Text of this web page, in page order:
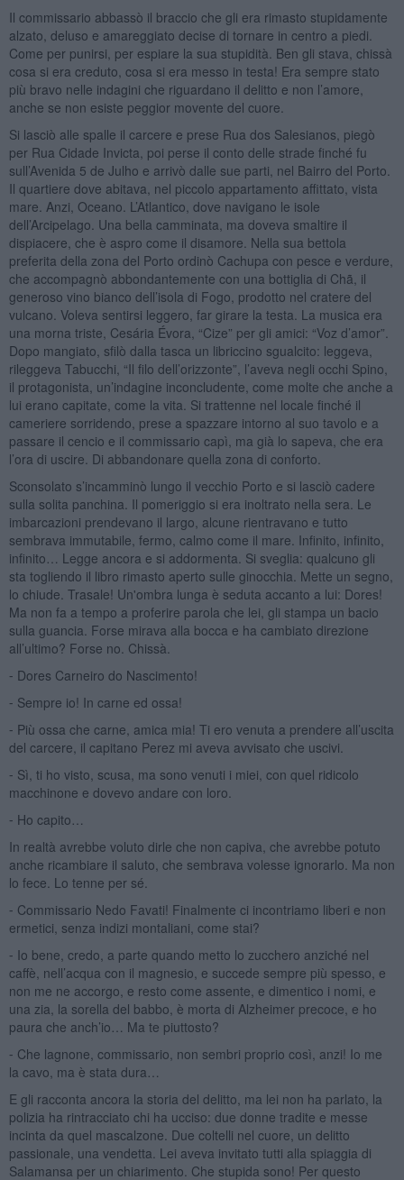
Il commissario abbassò il braccio che gli era rimasto stupidamente
alzato, deluso e amareggiato decise di tornare in centro a piedi.
Come per punirsi, per espiare la sua stupidità. Ben gli stava, chissà
cosa si era creduto, cosa si era messo in testa! Era sempre stato
più bravo nelle indagini che riguardano il delitto e non l’amore,
anche se non esiste peggior movente del cuore.
Si lasciò alle spalle il carcere e prese Rua dos Salesianos, piegò
per Rua Cidade Invicta, poi perse il conto delle strade finché fu
sull’Avenida 5 de Julho e arrivò dalle sue parti, nel Bairro del Porto.
Il quartiere dove abitava, nel piccolo appartamento affittato, vista
mare. Anzi, Oceano. L’Atlantico, dove navigano le isole
dell’Arcipelago. Una bella camminata, ma doveva smaltire il
dispiacere, che è aspro come il disamore. Nella sua bettola
preferita della zona del Porto ordinò Cachupa con pesce e verdure,
che accompagnò abbondantemente con una bottiglia di Chã, il
generoso vino bianco dell’isola di Fogo, prodotto nel cratere del
vulcano. Voleva sentirsi leggero, far girare la testa. La musica era
una morna triste, Cesária Évora, “Cize” per gli amici: “Voz d’amor”.
Dopo mangiato, sfilò dalla tasca un libriccino sgualcito: leggeva,
rileggeva Tabucchi, “Il filo dell’orizzonte”, l’aveva negli occhi Spino,
il protagonista, un’indagine inconcludente, come molte che anche a
lui erano capitate, come la vita. Si trattenne nel locale finché il
cameriere sorridendo, prese a spazzare intorno al suo tavolo e a
passare il cencio e il commissario capì, ma già lo sapeva, che era
l’ora di uscire. Di abbandonare quella zona di conforto.
Sconsolato s’incamminò lungo il vecchio Porto e si lasciò cadere
sulla solita panchina. Il pomeriggio si era inoltrato nella sera. Le
imbarcazioni prendevano il largo, alcune rientravano e tutto
sembrava immutabile, fermo, calmo come il mare. Infinito, infinito,
infinito… Legge ancora e si addormenta. Si sveglia: qualcuno gli
sta togliendo il libro rimasto aperto sulle ginocchia. Mette un segno,
lo chiude. Trasale! Un'ombra lunga è seduta accanto a lui: Dores!
Ma non fa a tempo a proferire parola che lei, gli stampa un bacio
sulla guancia. Forse mirava alla bocca e ha cambiato direzione
all’ultimo? Forse no. Chissà.
⁃ Dores Carneiro do Nascimento!
⁃ Sempre io! In carne ed ossa!
⁃ Più ossa che carne, amica mia! Ti ero venuta a prendere all’uscita
del carcere, il capitano Perez mi aveva avvisato che uscivi.
⁃ Sì, ti ho visto, scusa, ma sono venuti i miei, con quel ridicolo
macchinone e dovevo andare con loro.
⁃ Ho capito…
In realtà avrebbe voluto dirle che non capiva, che avrebbe potuto
anche ricambiare il saluto, che sembrava volesse ignorarlo. Ma non
lo fece. Lo tenne per sé.
⁃ Commissario Nedo Favati! Finalmente ci incontriamo liberi e non
ermetici, senza indizi montaliani, come stai?
⁃ Io bene, credo, a parte quando metto lo zucchero anziché nel
caffè, nell’acqua con il magnesio, e succede sempre più spesso, e
non me ne accorgo, e resto come assente, e dimentico i nomi, e
una zia, la sorella del babbo, è morta di Alzheimer precoce, e ho
paura che anch’io… Ma te piuttosto?
⁃ Che lagnone, commissario, non sembri proprio così, anzi! Io me
la cavo, ma è stata dura…
E gli racconta ancora la storia del delitto, ma lei non ha parlato, la
polizia ha rintracciato chi ha ucciso: due donne tradite e messe
incinta da quel mascalzone. Due coltelli nel cuore, un delitto
passionale, una vendetta. Lei aveva invitato tutti alla spiaggia di
Salamansa per un chiarimento. Che stupida sono! Per questo